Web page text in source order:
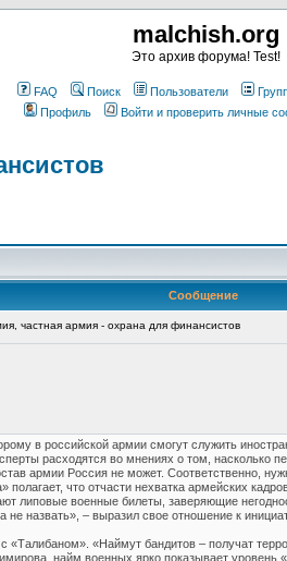
malchish.org
Это архив форума! Test!
FAQ Поиск Пользователи
Профиль
Войти и проверить личные
Сообщение
частная армия - охрана для финансистов
в российской армии смогут служить
расходятся во мнениях о том, насколько
армии Россия не может. Соответственно,
что отчасти нехватка армейских
липовые военные билеты, заверяющие
не назвать», – выразил свое отношение к
«Наймут бандитов – получат
найм военных ярко показывает уровень